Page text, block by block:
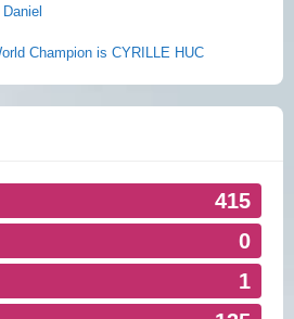
Champion is CYRILLE HUC
415
0
1